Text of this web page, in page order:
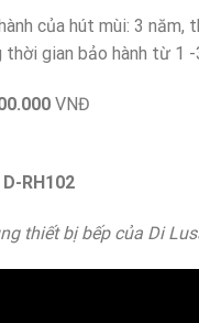
của hút mùi: 3 năm,
gian bảo hành từ 1 -
VNĐ
D-RH102
thiết bị bếp của Di